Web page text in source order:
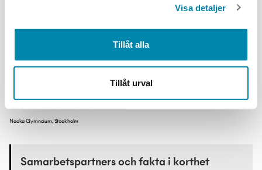
Visa detaljer
Tillåt alla
Tillåt urval
Nacka Gymnaium, Stockholm
Samarbetspartners och fakta i korthet